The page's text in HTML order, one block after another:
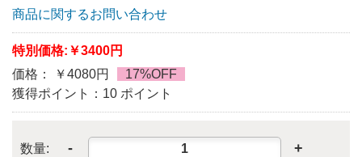
商品に関するお問い合わせ
特別価格: ￥3400円
価格： ￥4080円
17%OFF
獲得ポイント：10 ポイント
数量: - +